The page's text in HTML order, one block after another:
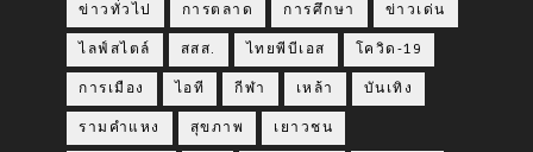
ข่าวทั่วไป การตลาด การศึกษา ข่าวเด่น
ไลฟ์สไตล์ สสส. ไทยพีบีเอส โควิด-19
การเมือง ไอที กีฬา เหล้า บันเทิง
รามคำแหง สุขภาพ เยาวชน